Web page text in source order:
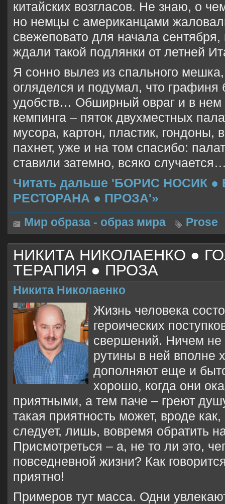
китайских возгласов. Не знаю, о
но немцы с американцами
свежеповато для начала
ждали такой подлянки от летней
Я сонно вылез из спального
огляделся и подумал, что графиня
удобств… Обширный овраг и в нем
кемпинга – пяток двухместных
мусора, картон, пластик, гондоны,
пахнет, уже и на том спасибо:
ставили затемно, всяко
Читать дальше 'БОРИС НОСИК
РЕСТОРАНА ● ПРОЗА'»
Мир образа - образ мира Prose
НИКИТА НИКОЛАЕНКО ●
ТЕРАПИЯ ● ПРОЗА
Никита Николаенко
Жизнь человека
героических
свершений. Ничем не
рутины в ней вполне
дополняют еще и
хорошо, когда они
приятными, а тем паче – греют
такая приятность может, вроде
следует, лишь, вовремя обратить
Присмотреться – а, не то ли это,
повседневной жизни? Как
приятно!
Примеров тут масса. Одни